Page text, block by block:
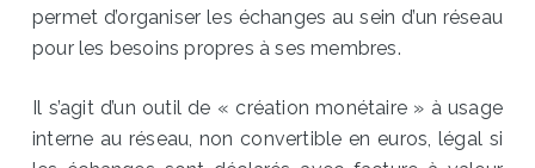
permet d’organiser les échanges au sein d’un réseau
pour les besoins propres à ses membres.
Il s’agit d’un outil de « création monétaire » à usage
interne au réseau, non convertible en euros, légal si